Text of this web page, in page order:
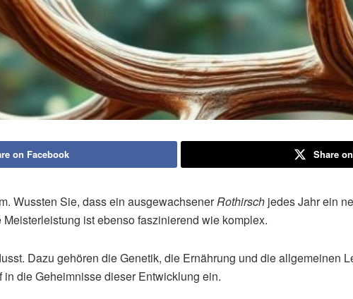
on Facebook Share
Wussten Sie, dass ein ausgewachsenerRothirsch jedes Jahr ein
ist ebenso faszinierend wie komplex.
Dazu gehören die Genetik, die Ernährung und die allgemeinen
die Geheimnisse dieser Entwicklung ein.